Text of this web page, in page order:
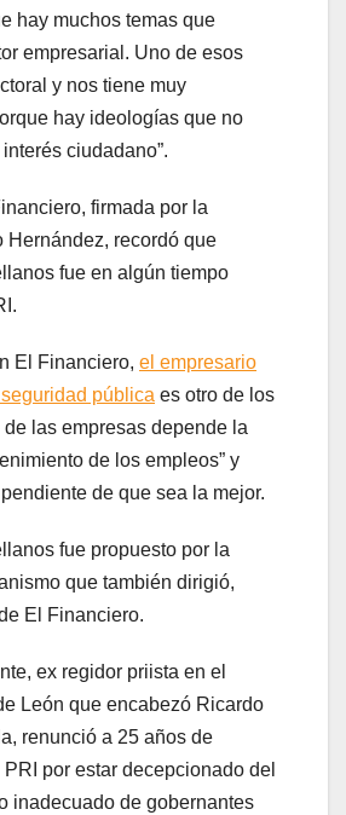
hay muchos temas que
empresarial. Uno de esos
y nos tiene muy
hay ideologías que no
ciudadano”.
firmada por la
Hernández, recordó que
fue en algún tiempo
El Financiero, el empresario
pública es otro de los
de las empresas depende la
de los empleos” y
de que sea la mejor.
fue propuesto por la
que también dirigió,
El Financiero.
ex regidor priista en el
León que encabezó Ricardo
renunció a 25 años de
por estar decepcionado del
inadecuado de gobernantes